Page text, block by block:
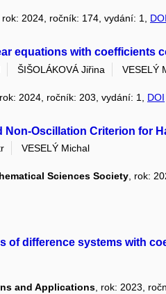
rok: 2024, ročník: 174, vydání: 1, DOI
equations with coefficients
ŠIŠOLÁKOVÁ Jiřina
VESELÝ
, rok: 2024, ročník: 203, vydání: 1, DOI
Non-Oscillation Criterion for
VESELÝ Michal
Sciences Society , rok:
of difference systems with
and Applications, rok: 2023,